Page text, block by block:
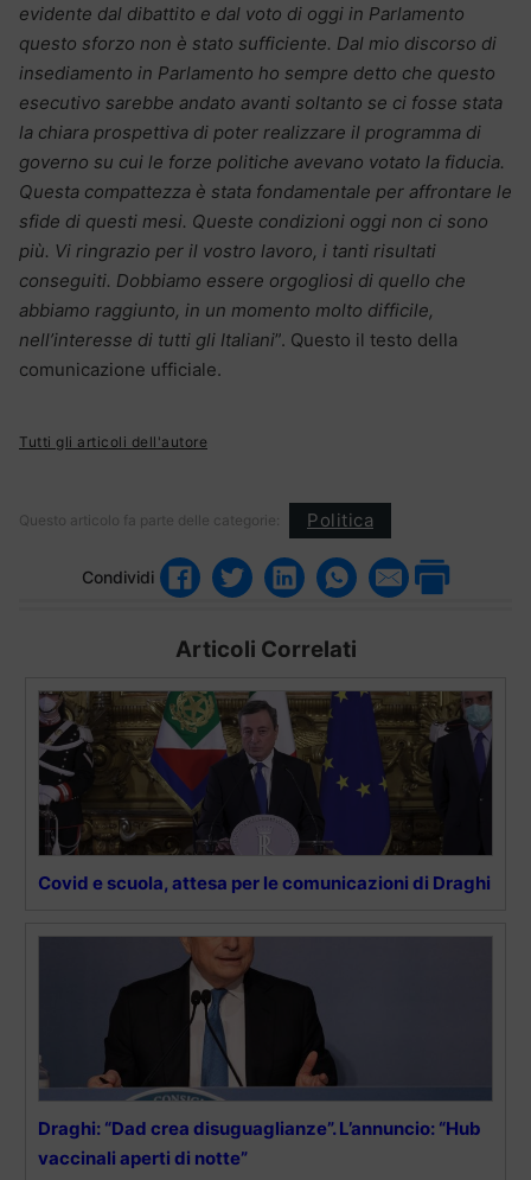
evidente dal dibattito e dal voto di oggi in Parlamento
questo sforzo non è stato sufficiente. Dal mio discorso di
insediamento in Parlamento ho sempre detto che questo
esecutivo sarebbe andato avanti soltanto se ci fosse stata
la chiara prospettiva di poter realizzare il programma di
governo su cui le forze politiche avevano votato la fiducia.
Questa compattezza è stata fondamentale per affrontare le
sfide di questi mesi. Queste condizioni oggi non ci sono
più. Vi ringrazio per il vostro lavoro, i tanti risultati
conseguiti. Dobbiamo essere orgogliosi di quello che
abbiamo raggiunto, in un momento molto difficile,
nell’interesse di tutti gli Italiani”. Questo il testo della
comunicazione ufficiale.
Tutti gli articoli dell'autore
Questo articolo fa parte delle categorie: Politica
Condividi
Articoli Correlati
Covid e scuola, attesa per le comunicazioni di Draghi
Draghi: “Dad crea disuguaglianze”. L’annuncio: “Hub
vaccinali aperti di notte”